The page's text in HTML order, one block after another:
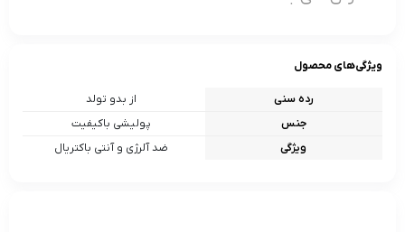
ویژگی‌های محصول
رده سنی
از بدو تولد
جنس
پولیشی باکیفیت
ویژگی
ضد آلرژی و آنتی باکتریال